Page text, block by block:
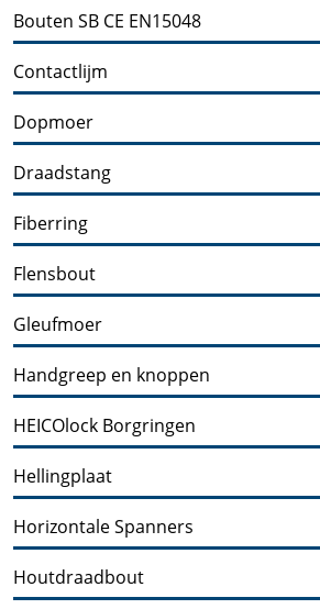
Bouten SB CE EN15048
Contactlijm
Dopmoer
Draadstang
Fiberring
Flensbout
Gleufmoer
Handgreep en knoppen
HEICOlock Borgringen
Hellingplaat
Horizontale Spanners
Houtdraadbout